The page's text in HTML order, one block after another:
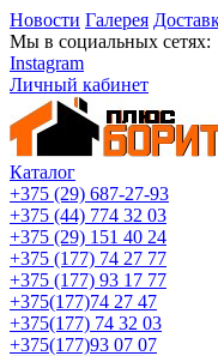
Новости Галерея
Мы в социальных сетях:
Instagram
Личный кабинет
Каталог
+375 (29) 687-27-93
+375 (44) 774 32 03
+375 (29) 151 40 24
+375 (177) 74 27 77
+375 (177) 93 17 77
+375(177)74 27 47
+375(177) 74 32 03
+375(177)93 07 07